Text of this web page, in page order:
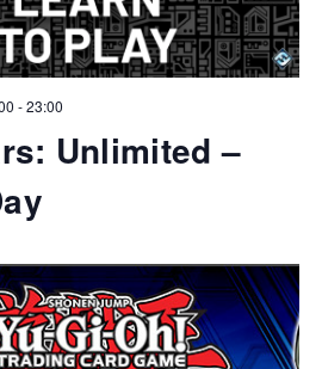
-23:00
Unlimited –